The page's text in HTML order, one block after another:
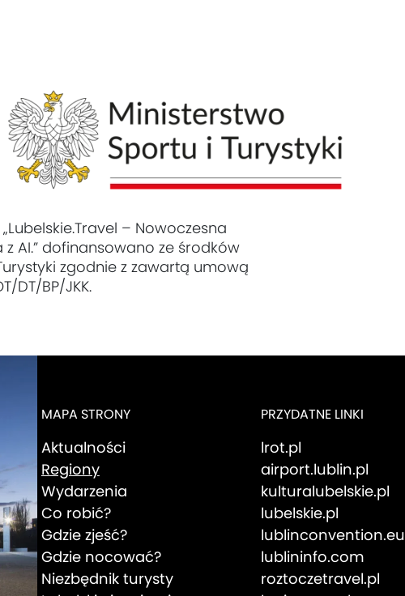
– Nowoczesna
z AI.” dofinansowano ze środków
zgodnie z zawartą umową
DT/BP/JKK.
MAPA STRONY
Aktualności
Regiony
Wydarzenia
Co robić?
Gdzie zjeść?
Gdzie nocować?
Niezbędnik turysty
PRZYDATNE LINKI
lrot.pl
airport.lublin.pl
kulturalubelskie.pl
lubelskie.pl
lublinconvention.eu
lublininfo.com
roztoczetravel.pl